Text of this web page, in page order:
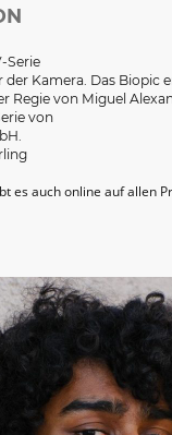
Serie
der Kamera. Das Biopic
Regie von Miguel
von
es auch online auf allen